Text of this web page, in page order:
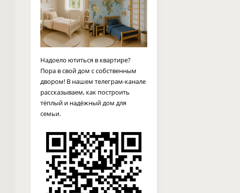
Надоело ютиться в квартире?
Пора в свой дом с собственным
двором! В нашем телеграм-канале
рассказываем, как построить
тёплый и надёжный дом для
семьи.